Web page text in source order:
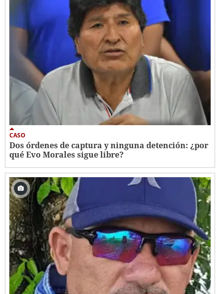
CASO
Dos órdenes de captura y ninguna detención: ¿por
qué Evo Morales sigue libre?